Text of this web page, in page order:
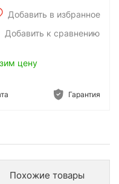
Добавить в избранное
Добавить к сравнению
цену
Гарантия
Похожие товары